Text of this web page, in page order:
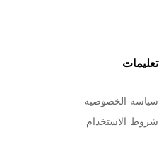
تعليمات
سياسة الخصوصية
شروط الاستخدام